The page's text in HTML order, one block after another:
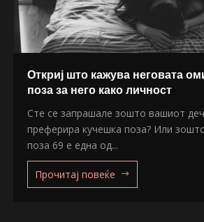
Откриј што кажува неговата
поза за него како личност
Сте се запрашале зошто вашиот
преферира кучешка поза? Или
поза 69 е една од...
Прочитај повеќе